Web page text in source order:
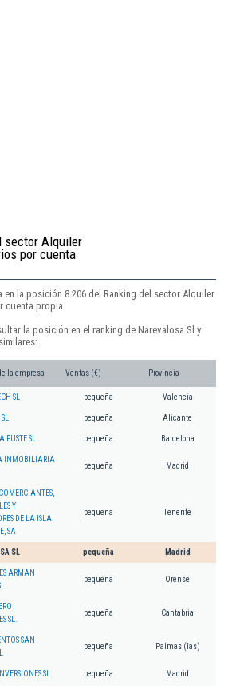
sector Alquiler
por cuenta
en la posición 8.206 del Ranking del sector Alquiler
cuenta propia.
la posición en el ranking de Narevalosa Sl y
la empresa Ventas (€) Provincia
SL pequeña Valencia
pequeña Alicante
SL pequeña Barcelona
INMOBILIARIA
pequeña Madrid
Y
DE LA ISLA
SA
pequeña Tenerife
SL pequeña Madrid
ARMAN
pequeña Orense
SL.
pequeña Cantabria
SAN
pequeña Palmas (las)
SL. pequeña Madrid